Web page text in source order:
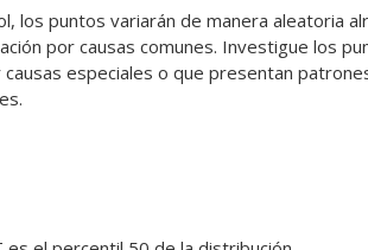
los puntos variarán de manera aleatoria
por causas comunes. Investigue los
especiales o que presentan